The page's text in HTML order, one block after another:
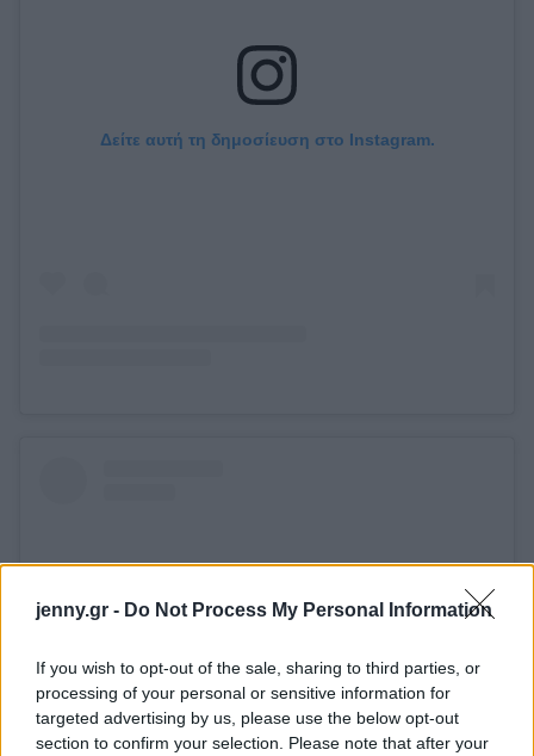
jenny.gr - Do Not Process My Personal Information
If you wish to opt-out of the sale, sharing to third parties, or
processing of your personal or sensitive information for
targeted advertising by us, please use the below opt-out
section to confirm your selection. Please note that after your
Δείτε αυτή τη δημοσίευση στο Instagram.